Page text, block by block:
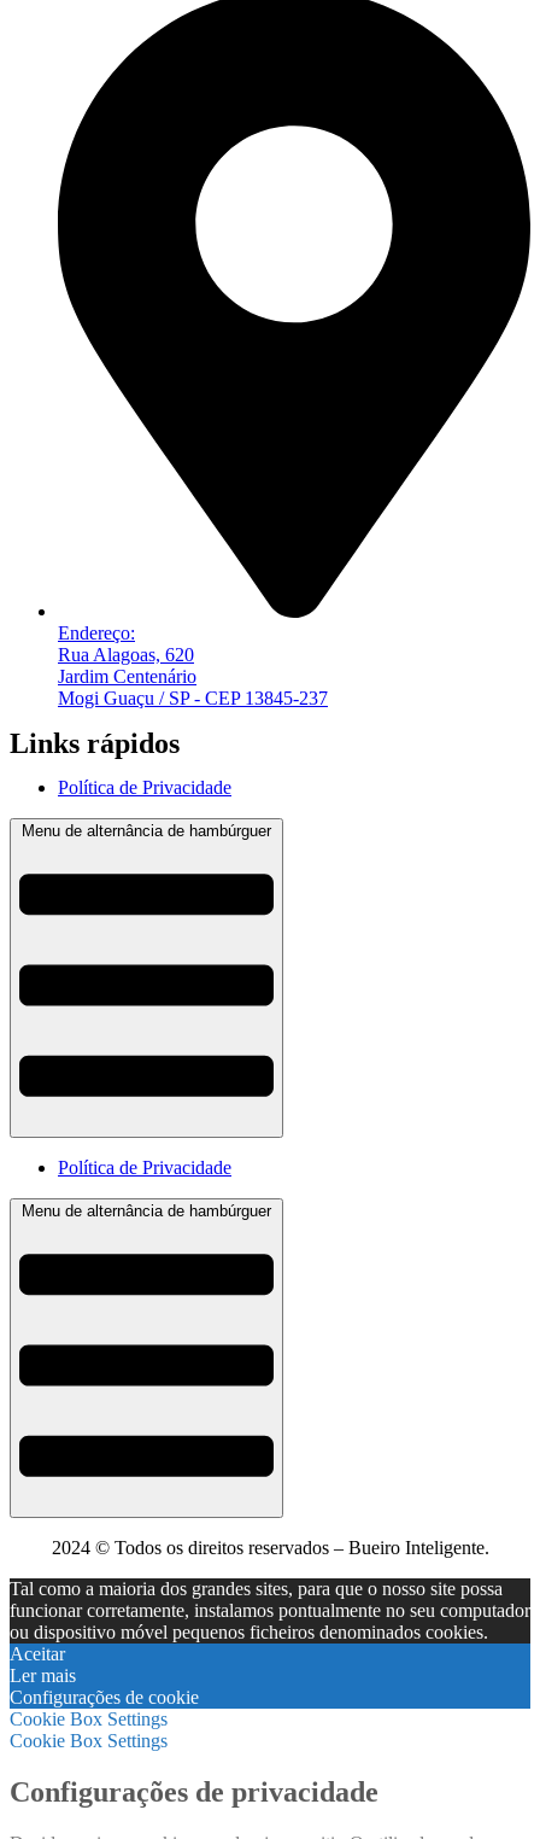
Endereço:
Rua Alagoas, 620
Jardim Centenário
Mogi Guaçu / SP - CEP 13845-237
Links rápidos
Política de Privacidade
Menu de alternância de hambúrguer
Política de Privacidade
Menu de alternância de hambúrguer
2024 © Todos os direitos reservados – Bueiro Inteligente.
Tal como a maioria dos grandes sites, para que o nosso site possa
funcionar corretamente, instalamos pontualmente no seu computador
ou dispositivo móvel pequenos ficheiros denominados cookies.
Aceitar
Ler mais
Configurações de cookie
Cookie Box Settings
Cookie Box Settings
Configurações de privacidade